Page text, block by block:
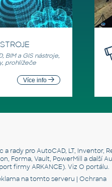
BIM a GIS nástroje,
prohlížeče
Více info
rady pro AutoCAD, LT, Inventor,
Forma, Vault, PowerMill a další
firmy ARKANCE). Viz O portálu.
na tomto serveru | Ochrana